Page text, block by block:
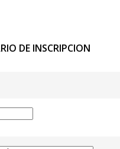
DE INSCRIPCION